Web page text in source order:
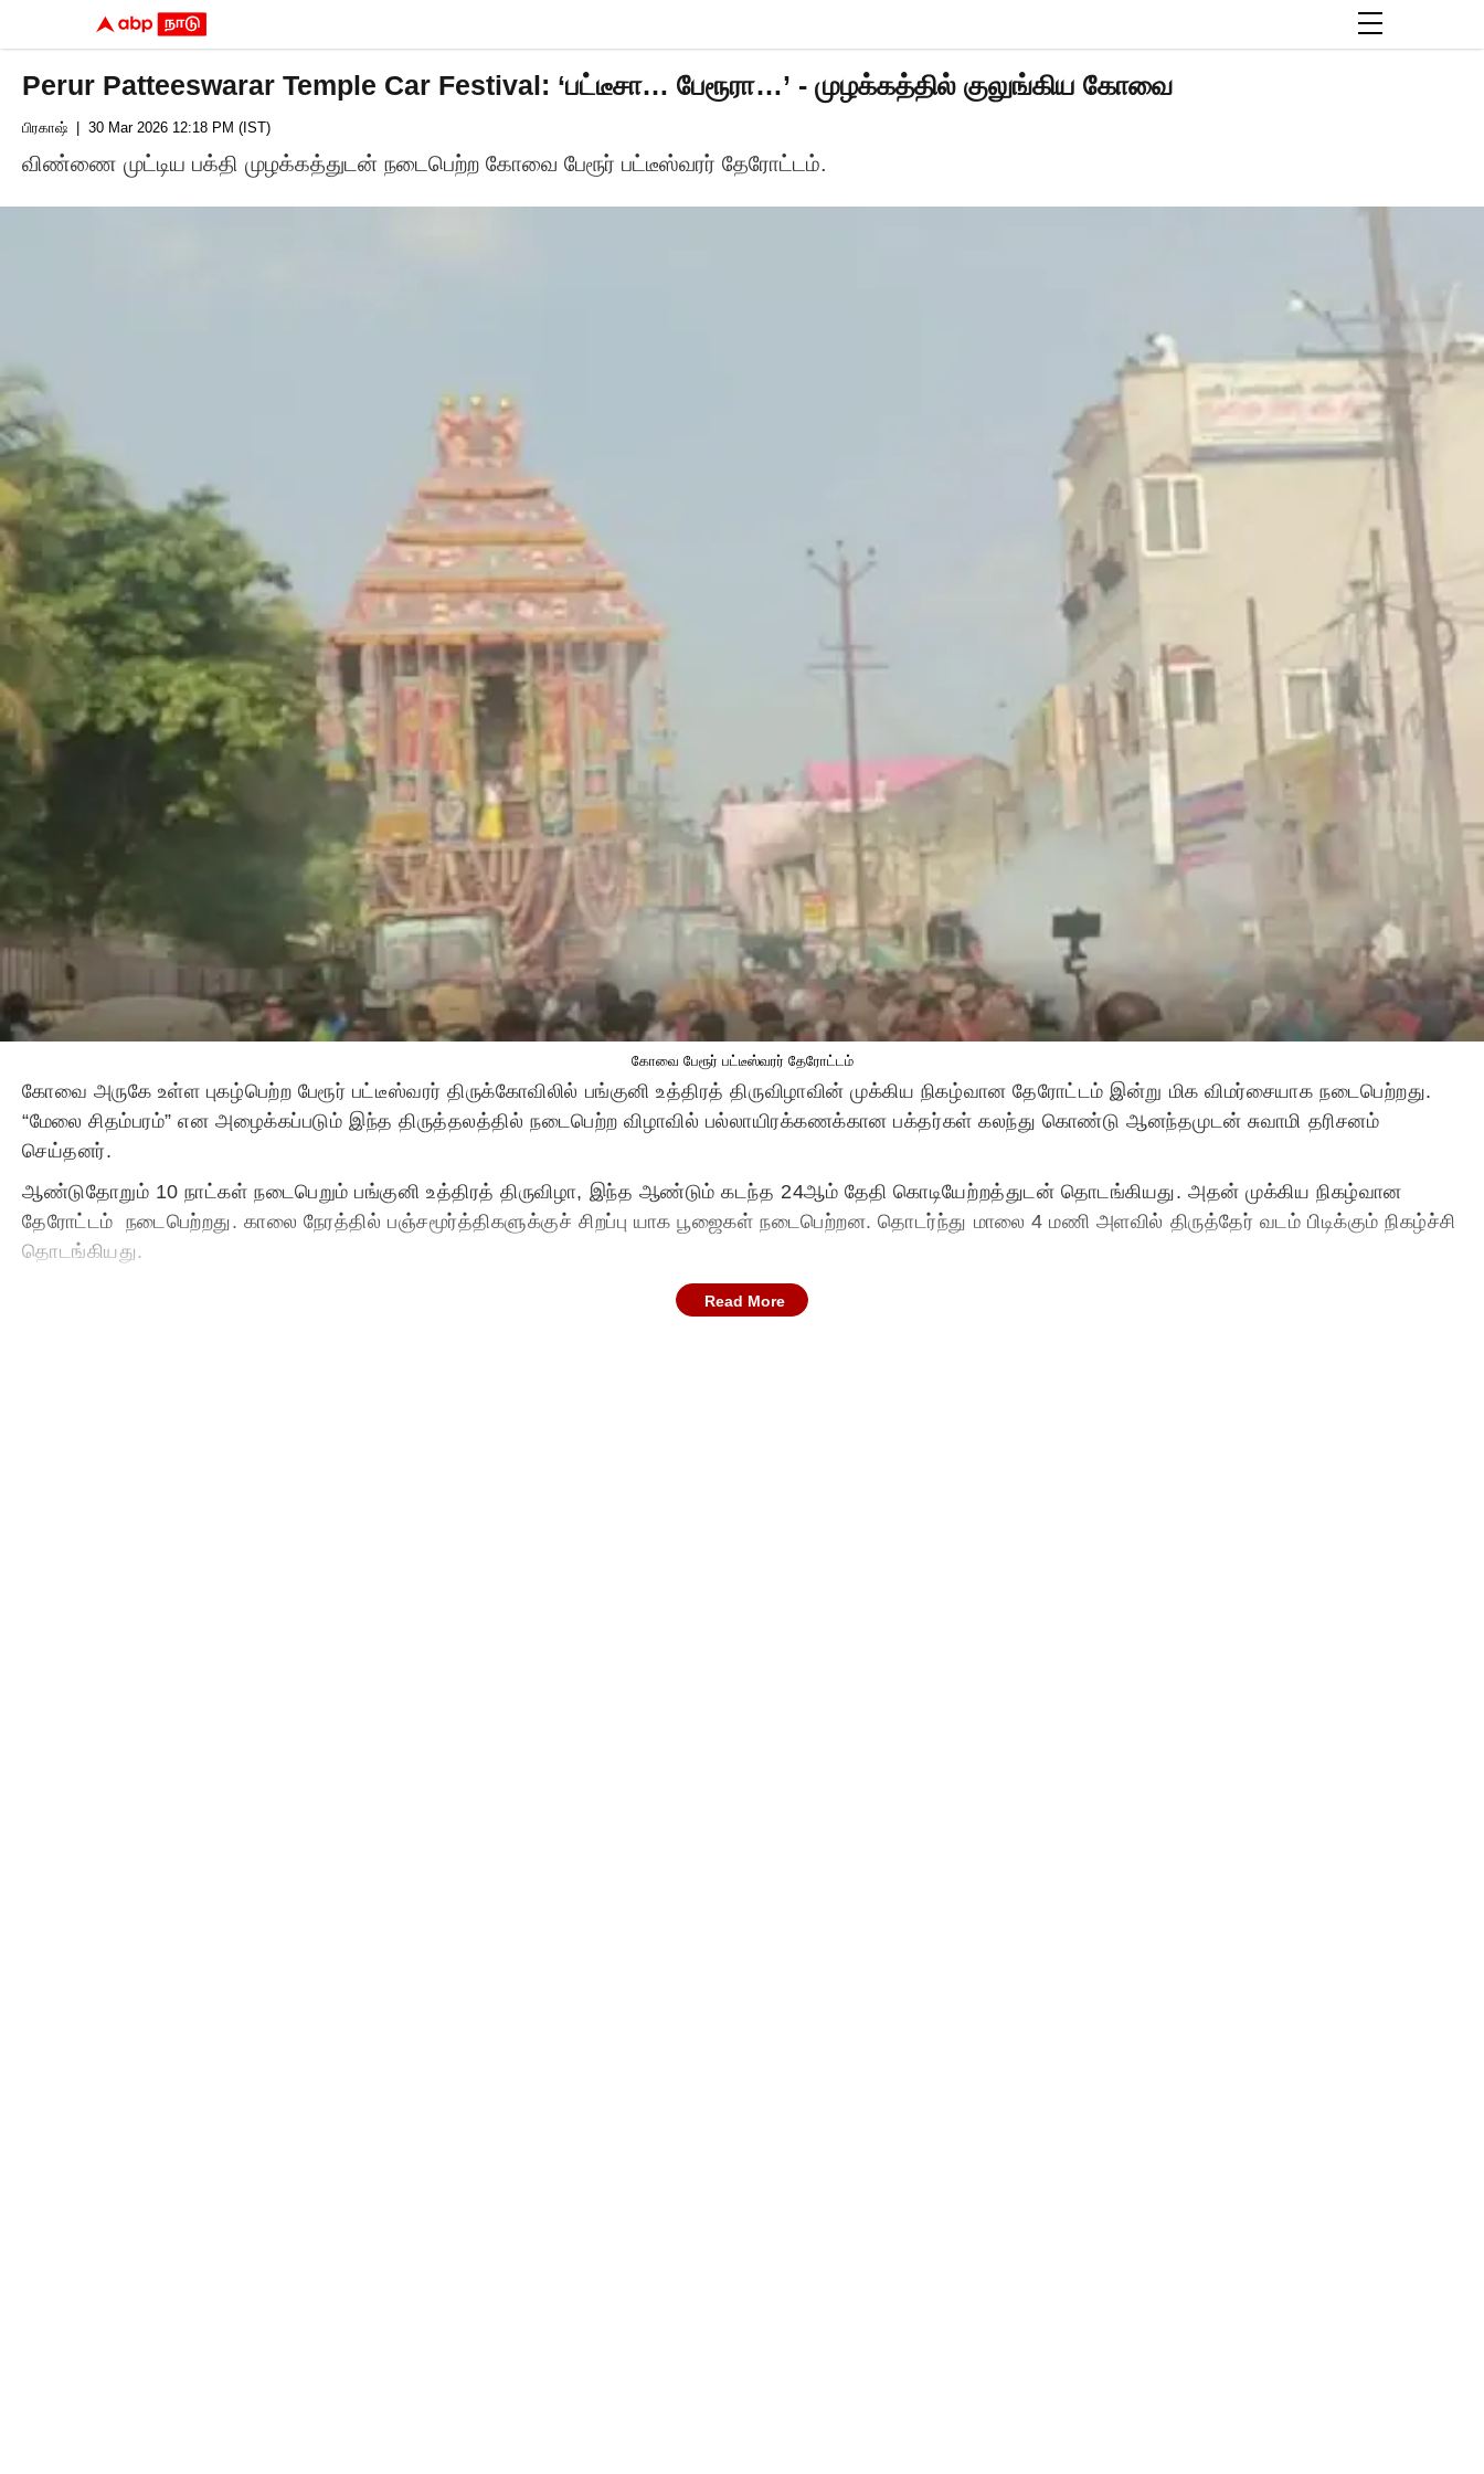
Perur Patteeswarar Temple Car Festival: ‘பட்டீசா… பேரூரா…’ - முழக்கத்தில் குலுங்கிய கோவை
பிரகாஷ் | 30 Mar 2026 12:18 PM (IST)
விண்ணை முட்டிய பக்தி முழக்கத்துடன் நடைபெற்ற கோவை பேரூர் பட்டீஸ்வரர் தேரோட்டம்.
கோவை பேரூர் பட்டீஸ்வரர் தேரோட்டம்
கோவை அருகே உள்ள புகழ்பெற்ற பேரூர் பட்டீஸ்வரர் திருக்கோவிலில் பங்குனி உத்திரத் திருவிழாவின் முக்கிய நிகழ்வான தேரோட்டம் இன்று மிக விமர்சையாக நடைபெற்றது.
“மேலை சிதம்பரம்” என அழைக்கப்படும் இந்த திருத்தலத்தில் நடைபெற்ற விழாவில் பல்லாயிரக்கணக்கான பக்தர்கள் கலந்து கொண்டு ஆனந்தமுடன் சுவாமி தரிசனம்
செய்தனர்.
ஆண்டுதோறும் 10 நாட்கள் நடைபெறும் பங்குனி உத்திரத் திருவிழா, இந்த ஆண்டும் கடந்த 24ஆம் தேதி கொடியேற்றத்துடன் தொடங்கியது. அதன் முக்கிய நிகழ்வான
தேரோட்டம் நடைபெற்றது. காலை நேரத்தில் பஞ்சமூர்த்திகளுக்குச் சிறப்பு யாக பூஜைகள் நடைபெற்றன. தொடர்ந்து மாலை 4 மணி அளவில் திருத்தேர் வடம் பிடிக்கும் நிகழ்ச்சி
தொடங்கியது.
Read More